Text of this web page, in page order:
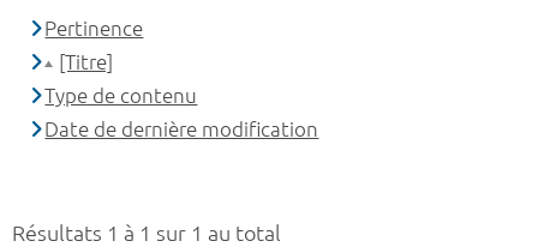
Résultats 1 à 1 sur 1 au total
Pertinence
[Titre]
Type de contenu
Date de dernière modification